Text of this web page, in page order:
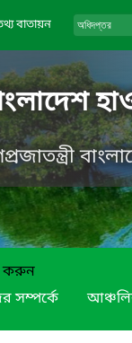
বাতায়ন
করুন
সম্পর্কে